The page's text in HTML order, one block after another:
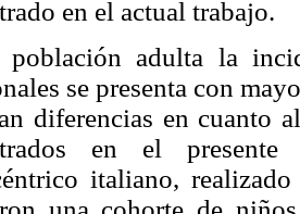
en el actual trabajo.
adulta la
se presenta con
diferencias en cuanto
en el
italiano,